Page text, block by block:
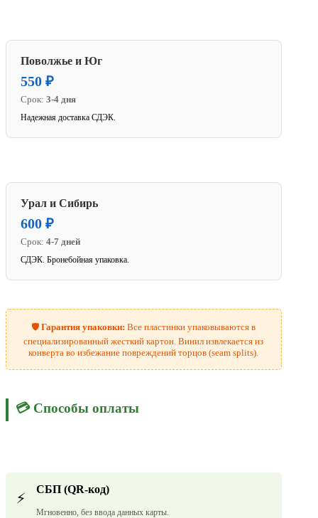
Поволжье и Юг
550 ₽
Срок: 3-4 дня
Надежная доставка СДЭК.
Урал и Сибирь
600 ₽
Срок: 4-7 дней
СДЭК. Бронебойная упаковка.
🛡️Гарантия упаковки: Все пластинки упаковываются в
специализированный жесткий картон. Винил извлекается из
конверта во избежание повреждений торцов (seam splits).
💳 Способы оплаты
⚡
СБП (QR-код)
Мгновенно, без ввода данных карты.